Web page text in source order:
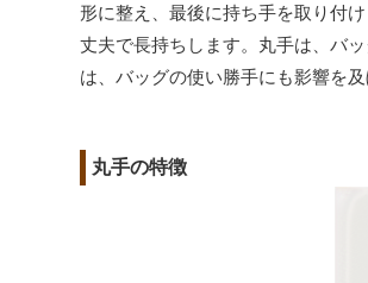
形に整え、最後に持ち手を取り付
丈夫で長持ちします。丸手は、バ
は、バッグの使い勝手にも影響を
丸手の特徴